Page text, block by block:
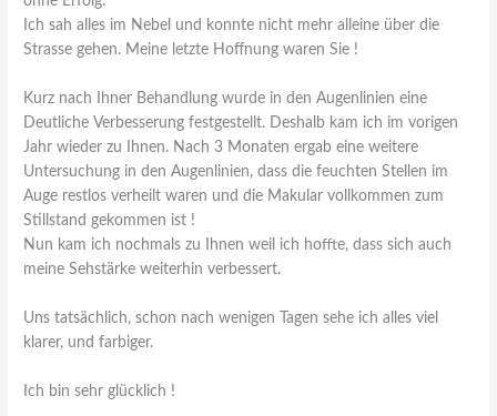
Ich sah alles im Nebel und konnte nicht mehr alleine über die
Strasse gehen. Meine letzte Hoffnung waren Sie !
Kurz nach Ihner Behandlung wurde in den Augenlinien eine
Deutliche Verbesserung festgestellt. Deshalb kam ich im vorigen
Jahr wieder zu Ihnen. Nach 3 Monaten ergab eine weitere
Untersuchung in den Augenlinien, dass die feuchten Stellen im
Auge restlos verheilt waren und die Makular vollkommen zum
Stillstand gekommen ist !
Nun kam ich nochmals zu Ihnen weil ich hoffte, dass sich auch
meine Sehstärke weiterhin verbessert.
Uns tatsächlich, schon nach wenigen Tagen sehe ich alles viel
klarer, und farbiger.
Ich bin sehr glücklich !